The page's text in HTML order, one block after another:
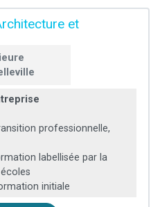
et
professionnelle,
labellisée par la
initiale